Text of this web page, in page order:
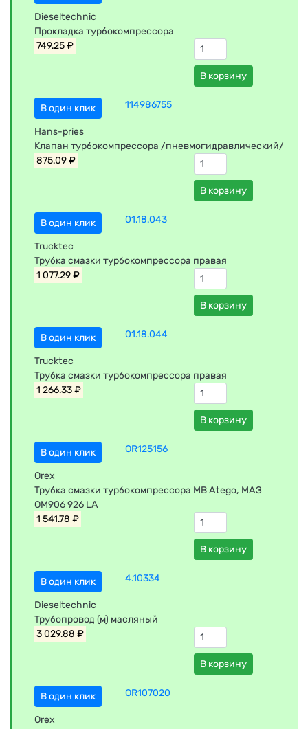
Dieseltechnic
Прокладка турбокомпрессора
749.25 ₽
В корзину
В один клик 114986755
Hans-pries
Клапан турбокомпрессора /пневмогидравлический/
875.09 ₽
В корзину
В один клик 01.18.043
Trucktec
Трубка смазки турбокомпрессора правая
1 077.29 ₽
В корзину
В один клик 01.18.044
Trucktec
Трубка смазки турбокомпрессора правая
1 266.33 ₽
В корзину
В один клик OR125156
Orex
Трубка смазки турбокомпрессора MB Atego, МАЗ
OM906 926 LA
1 541.78 ₽
В корзину
В один клик 4.10334
Dieseltechnic
Трубопровод (м) масляный
3 029.88 ₽
В корзину
В один клик OR107020
Orex